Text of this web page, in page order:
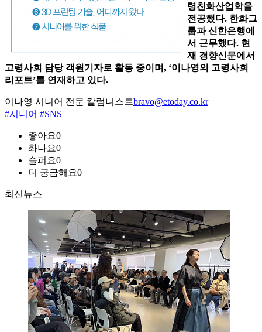
령친화산업학을
전공했다. 한화그
룹과 신한은행에
서 근무했다. 현
재 경향신문에서
고령사회 담당 객원기자로 활동 중이며, ‘이나영의 고령사회
리포트’를 연재하고 있다.
이나영 시니어 전문 칼럼니스트bravo@etoday.co.kr
#시니어 #SNS
좋아요0
화나요0
슬퍼요0
더 궁금해요0
최신뉴스